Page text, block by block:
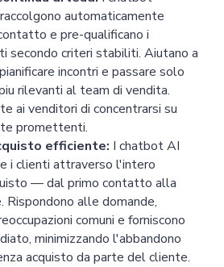
automaticamente
e pre-qualificano i
secondo criteri stabiliti. Aiutano a
incontri e passare solo
rilevanti al team di vendita.
ai venditori di concentrarsi su
promettenti.
efficiente: I chatbot AI
i clienti attraverso l'intero
— dal primo contatto alla
Rispondono alle domande,
comuni e forniscono
minimizzando l'abbandono
acquisto da parte del cliente.